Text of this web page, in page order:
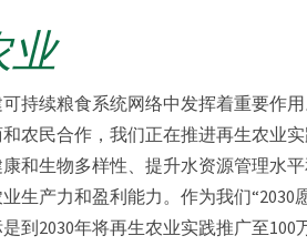
业
持续粮食系统网络中发挥着重要作
农民合作，我们正在推进再生农业实
和生物多样性、提升水资源管理水
生产力和盈利能力。作为我们“2030
到2030年将再生农业实践推广至100